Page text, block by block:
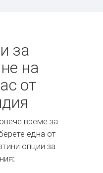
за
на
от
време за
една от
опции за